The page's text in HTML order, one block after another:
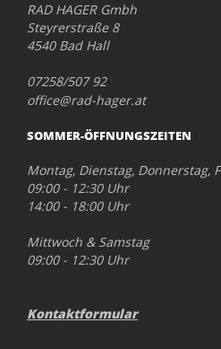
RAD HAGER Gmbh
Steyrerstraße 8
4540 Bad Hall
07258/507 92
office@rad-hager.at
SOMMER-ÖFFNUNGSZEITEN
Montag, Dienstag, Donnerstag,
09:00 - 12:30 Uhr
14:00 - 18:00 Uhr
Mittwoch & Samstag
09:00 - 12:30 Uhr
Kontaktformular